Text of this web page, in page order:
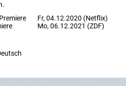
Fr, 04.12.2020 (Netflix)
Mo, 06.12.2021 (ZDF)